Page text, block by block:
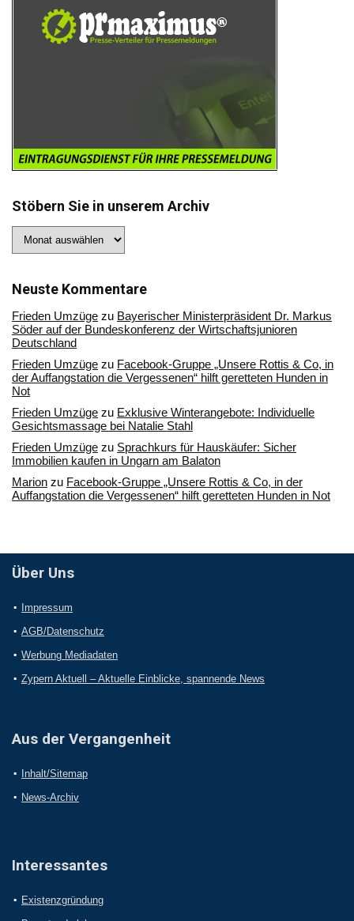
Stöbern Sie in unserem Archiv
Sie
Archiv
Neuste Kommentare
Frieden Umzüge zu Bayerischer Ministerpräsident Dr. Markus
Söder auf der Bundeskonferenz der Wirtschaftsjunioren
Deutschland
Frieden Umzüge zu Facebook-Gruppe „Unsere Rottis & Co, in
der Auffangstation die Vergessenen“ hilft geretteten Hunden in
Not
Frieden Umzüge zu Exklusive Winterangebote: Individuelle
Gesichtsmassage bei Natalie Stahl
Frieden Umzüge zu Sprachkurs für Hauskäufer: Sicher
Immobilien kaufen in Ungarn am Balaton
Marion zu Facebook-Gruppe „Unsere Rottis & Co, in der
Auffangstation die Vergessenen“ hilft geretteten Hunden in Not
Über Uns
Impressum
AGB/Datenschutz
Werbung Mediadaten
Zypern Aktuell – Aktuelle Einblicke, spannende News
Aus der Vergangenheit
Inhalt/Sitemap
News-Archiv
Interessantes
Existenzgründung